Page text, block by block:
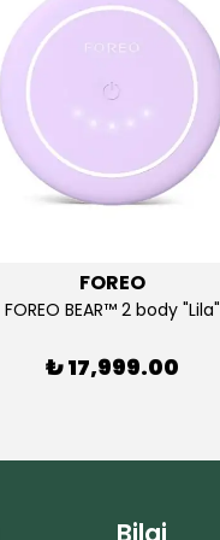
FOREO
FOREO BEAR™ 2 body "Lila"
₺ 17,999.00